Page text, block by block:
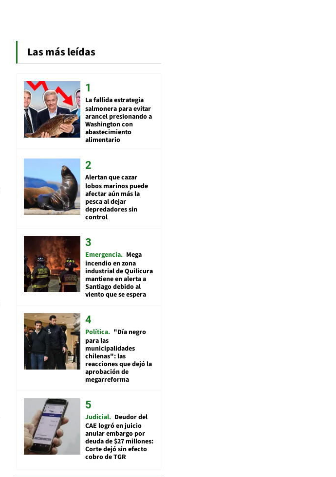
Las más leídas
La fallida estrategia
salmonera para evitar
arancel presionando a
Washington con
abastecimiento
alimentario
Alertan que cazar
lobos marinos puede
afectar aún más la
pesca al dejar
depredadores sin
control
Emergencia Mega
incendio en zona
industrial de Quilicura
mantiene en alerta a
Santiago debido al
viento que se espera
Política "Día negro
para las
municipalidades
chilenas": las
reacciones que dejó la
aprobación de
megarreforma
Judicial Deudor del
CAE logró en juicio
anular embargo por
deuda de $27 millones:
Corte dejó sin efecto
cobro de TGR